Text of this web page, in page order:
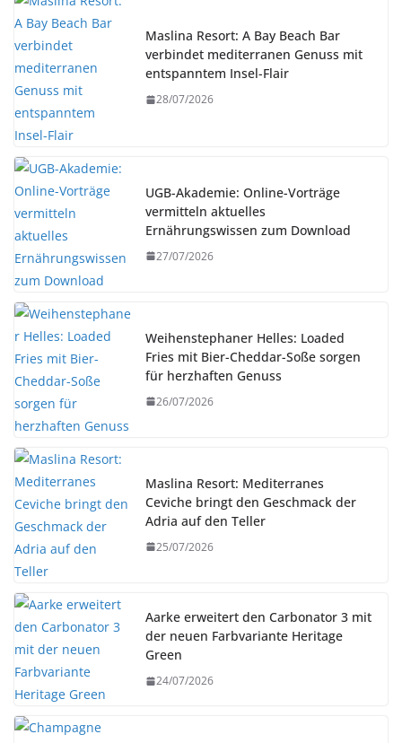
Maslina Resort: A Bay Beach Bar
verbindet mediterranen Genuss mit
entspanntem Insel-Flair
28/07/2026
UGB-Akademie: Online-Vorträge
vermitteln aktuelles
Ernährungswissen zum Download
27/07/2026
Weihenstephaner Helles: Loaded
Fries mit Bier-Cheddar-Soße sorgen
für herzhaften Genuss
26/07/2026
Maslina Resort: Mediterranes
Ceviche bringt den Geschmack der
Adria auf den Teller
25/07/2026
Aarke erweitert den Carbonator 3 mit
der neuen Farbvariante Heritage
Green
24/07/2026